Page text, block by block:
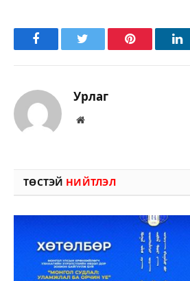
FacebookTwitter Pinterest
Урлаг
Вэбсайт
ТӨСТЭЙ НИЙТЛЭЛ